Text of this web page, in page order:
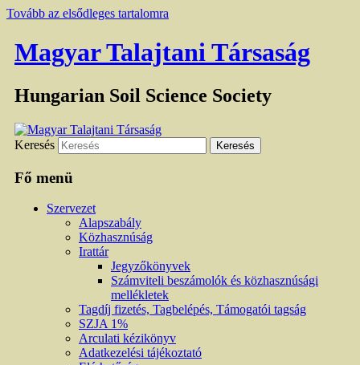
Tovább az elsődleges tartalomra
Magyar Talajtani Társaság
Hungarian Soil Science Society
Keresés
Fő menü
Szervezet
Alapszabály
Közhasznúság
Irattár
Jegyzőkönyvek
Számviteli beszámolók és közhasznúsági
mellékletek
Tagdíj fizetés, Tagbelépés, Támogatói tagság
SZJA 1%
Arculati kézikönyv
Adatkezelési tájékoztató